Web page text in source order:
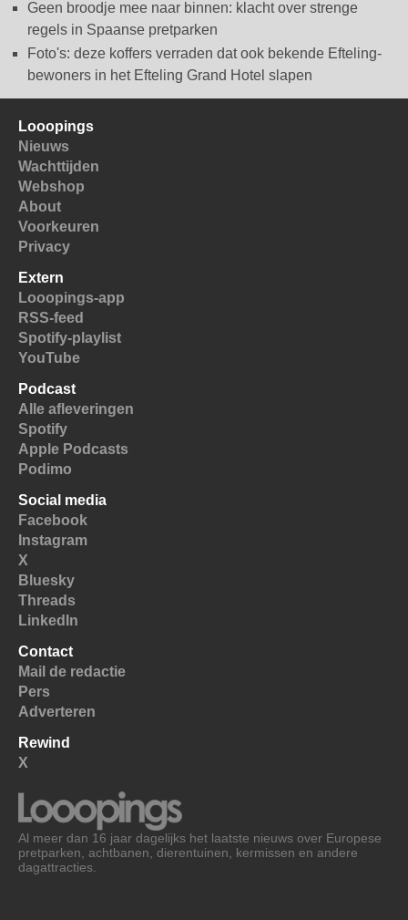
Geen broodje mee naar binnen: klacht over strenge
regels in Spaanse pretparken
Foto's: deze koffers verraden dat ook bekende Efteling-
bewoners in het Efteling Grand Hotel slapen
Looopings
Nieuws
Wachttijden
Webshop
About
Voorkeuren
Privacy
Extern
Looopings-app
RSS-feed
Spotify-playlist
YouTube
Podcast
Alle afleveringen
Spotify
Apple Podcasts
Podimo
Social media
Facebook
Instagram
X
Bluesky
Threads
LinkedIn
Contact
Mail de redactie
Pers
Adverteren
Rewind
X
Al meer dan 16 jaar dagelijks het laatste nieuws over Europese
pretparken, achtbanen, dierentuinen, kermissen en andere
dagattracties.